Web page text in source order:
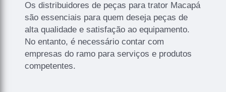
Os distribuidores de peças para trator Macapá
são essenciais para quem deseja peças de
alta qualidade e satisfação ao equipamento.
No entanto, é necessário contar com
empresas do ramo para serviços e produtos
competentes.